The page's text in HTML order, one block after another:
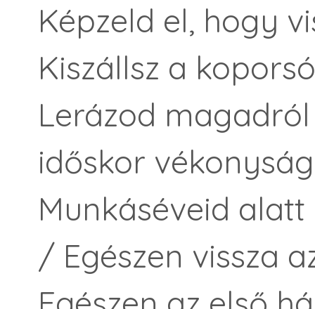
Képzeld el, hogy
Kiszállsz a
Lerázod
időskor
Munkáséveid
/ Egészen vissza